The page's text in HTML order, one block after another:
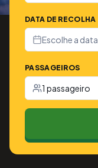
DATA DE RECOLHA
Escolhe a data
PASSAGEIROS
1 passageiro